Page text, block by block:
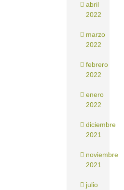
abril
2022
marzo
2022
febrero
2022
enero
2022
diciembre
2021
noviembre
2021
julio